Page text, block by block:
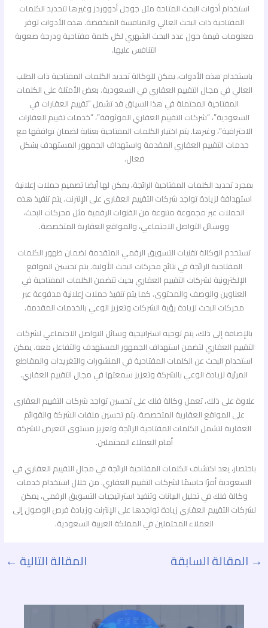
استخدام أدوات البحث المتاحة مثل جوجل أدووردز وغيرها لتحديد الكلمات
المفتاحية ذات البحث العالي والمنافسة المنخفضة. هذه الأدوات توفر
معلومات قيمة حول عدد البحث الشهري لكل كلمة مفتاحية ودرجة صعوبة
التنافس عليها.
باستخدام هذه الأدوات، يمكن للوكالة تحديد الكلمات المفتاحية ذات الطلب
العالي في مجال التقييم العقاري في السعودية. بعض الأمثلة على الكلمات
المفتاحية المحتملة في هذا السياق قد تشمل “تقييم العقارات في
السعودية”، “شركات التقييم العقاري الموثوقة”، “خدمات تقييم العقارات
الاحترافية”، وغيرها. يتم اختيار الكلمات المفتاحية بعناية لضمان توافقها مع
خدمات التقييم العقاري المقدمة واستهداف الجمهور المستهدف بشكل
فعال.
بمجرد تحديد الكلمات المفتاحية الرائجة، يمكن لها أيضا تصميم حملات إعلانية
استهدافة لزيادة تواجد شركات التقييم العقاري على الإنترنت. يتم تنفيذ هذه
الحملات عبر مجموعة متنوعة من القنوات الرقمية مثل محركات البحث،
ووسائل التواصل الاجتماعي، والمواقع العقارية المتخصصة.
تستخدم الوكالة تقنيات التسويق الرقمي المتقدمة لضمان ظهور الكلمات
المفتاحية الرائجة في نتائج محركات البحث الأولية. يتم تحسين المواقع
الإلكترونية لشركات التقييم العقاري بحيث تتضمن الكلمات المفتاحية في
العناوين والوصف والمحتوى. كما يتم تنفيذ حملات إعلانية مدفوعة عبر
محركات البحث لزيادة رؤية الشركات وتعزيز الوعي بالخدمات المقدمة.
بالإضافة إلى ذلك، يتم توجيه استراتيجية وسائل التواصل الاجتماعي لشركات
التقييم العقاري لتضمن استهداف الجمهور المستهدف والتفاعل معه. يمكن
استخدام البحث عن الكلمات المفتاحية في المنشورات والتغريدات والمقاطع
المرئية لزيادة الوعي بالشركة وتعزيز سمعتها في مجال التقييم العقاري.
علاوة على ذلك، تعمل وكالة فلك على تحسين تواجد شركات التقييم العقاري
على المواقع العقارية المتخصصة. يتم تحسين ملفات الشركة والقوائم
العقارية لتشمل الكلمات المفتاحية الرائجة وتعزيز مستوى التعرض للشركة
أمام العملاء المحتملين.
باختصار، يعد اكتشاف الكلمات المفتاحية الرائجة في مجال التقييم العقاري في
السعودية أمرًا حاسمًا لشركات التقييم العقاري. من خلال استخدام خدمات
وكالة فلك في تحليل البيانات وتنفيذ استراتيجيات التسويق الرقمي، يمكن
لشركات التقييم العقاري زيادة تواجدها على الإنترنت وزيادة فرص الوصول إلى
العملاء المحتملين في المملكة العربية السعودية.
→ المقالة السابقة المقالة التالية ←